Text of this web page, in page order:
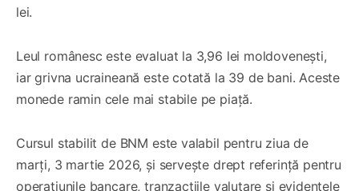
lei.
Leul românesc este evaluat la 3,96 lei moldovenești,
iar grivna ucraineană este cotată la 39 de bani. Aceste
monede ramin cele mai stabile pe piață.
Cursul stabilit de BNM este valabil pentru ziua de
marți, 3 martie 2026, și servește drept referință pentru
operațiunile bancare, tranzacțiile valutare și evidențele